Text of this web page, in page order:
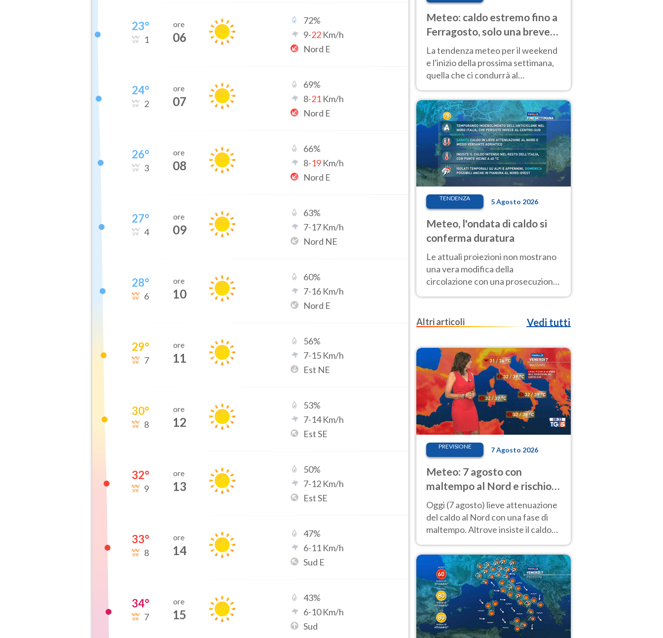
23°
1
ore
06
72%
9-22 Km/h
Nord E
24°
2
ore
07
69%
8-21 Km/h
Nord E
26°
3
ore
08
66%
8-19 Km/h
Nord E
27°
4
ore
09
63%
7-17 Km/h
Nord NE
28°
6
ore
10
60%
7-16 Km/h
Nord E
29°
7
ore
11
56%
7-15 Km/h
Est NE
30°
8
ore
12
53%
7-14Km/h
Est SE
32°
9
ore
13
50%
7-12 Km/h
Est SE
33°
8
ore
14
47%
6-11 Km/h
Sud E
34°
7
ore
15
43%
6-10Km/h
Sud
Meteo: caldo estremo fino a
Ferragosto, solo una breve
pausa. Ecco dove
La tendenza meteo per il weekend
e l'inizio della prossima settimana,
quella che ci condurrà al
temperature molto elevate
TENDENZA 5 Agosto 2026
Meteo, l'ondata di caldo si
conferma duratura
Le attuali proiezioni non mostrano
una vera modifica della
circolazione con una prosecuzione
del caldo fuori scala per molti
Ferragosto
Altri articoli Vedi tutti
PREVISIONE 7 Agosto 2026
Meteo: 7 agosto con
maltempo al Nord e rischio
nubifragi. Altrove caldo
estremo
Oggi (7 agosto) lieve attenuazione
del caldo al Nord con una fase di
maltempo. Altrove insiste il caldo
previsioni